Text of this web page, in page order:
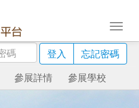
登入
忘記密碼
參展詳情 參展學校